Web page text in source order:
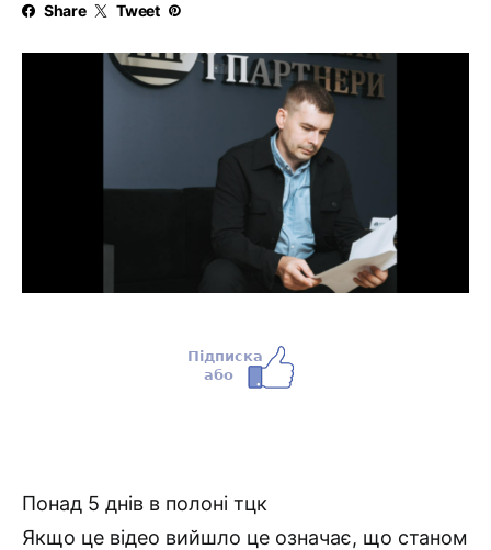
Share Tweet
Понад 5 днів в полоні тцк
Якщо це відео вийшло це означає, що станом